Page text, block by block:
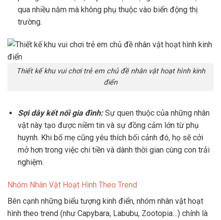
qua nhiều năm mà không phụ thuộc vào biến động thị
trường.
Thiết kế khu vui chơi trẻ em chủ đề nhân vật hoạt hình kinh
điển
Sợi dây kết nối gia đình:Sự quen thuộc của những nhân
vật này tạo được niềm tin và sự đồng cảm lớn từ phụ
huynh. Khi bố mẹ cũng yêu thích bối cảnh đó, họ sẽ cởi
mở hơn trong việc chi tiền và dành thời gian cùng con trải
nghiệm.
Nhóm Nhân Vật Hoạt Hình Theo Trend
Bên cạnh những biểu tượng kinh điển, nhóm nhân vật hoạt
hình theo trend (như Capybara, Labubu, Zootopia…) chính là